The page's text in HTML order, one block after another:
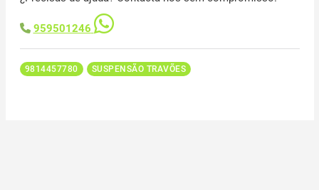
959501246
9814457780 SUSPENSÃO TRAVÕES